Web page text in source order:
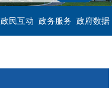
政民互动 政务服务 政府数据